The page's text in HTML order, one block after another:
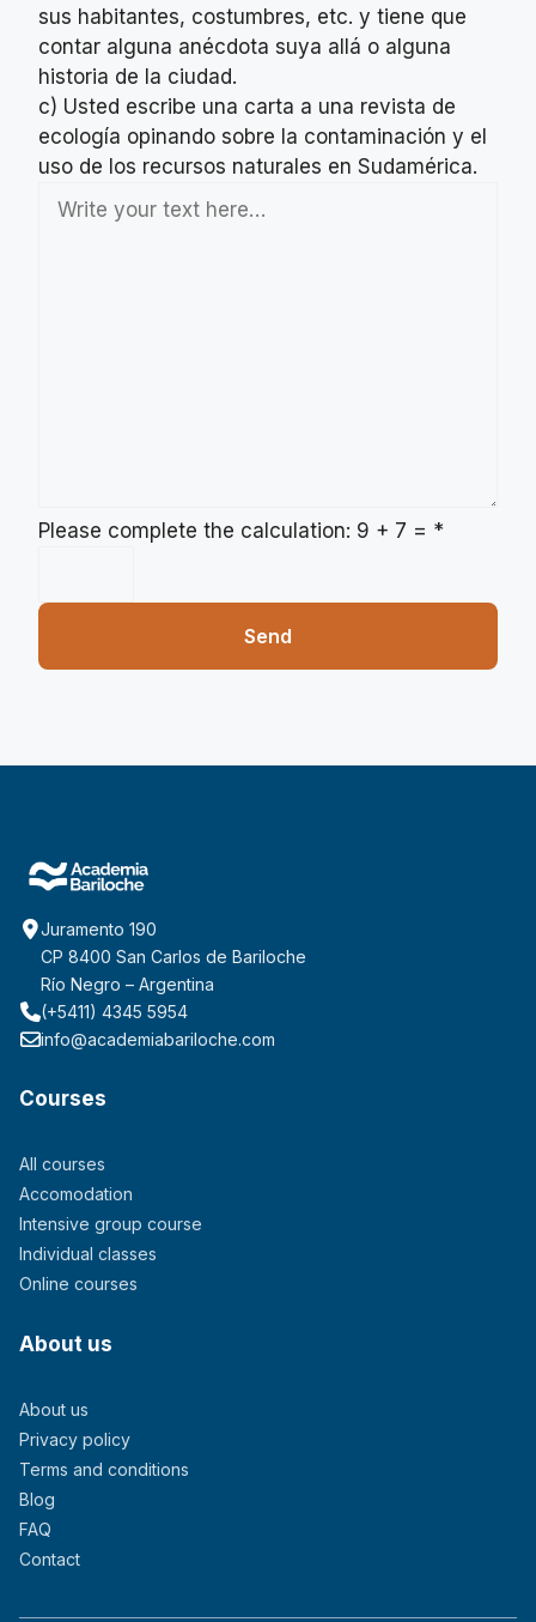
sus habitantes, costumbres, etc. y tiene que
contar alguna anécdota suya allá o alguna
historia de la ciudad.
c) Usted escribe una carta a una revista de
ecología opinando sobre la contaminación y el
uso de los recursos naturales en Sudamérica.
Please complete the calculation: 9 + 7 = *
Send
Juramento 190
CP 8400 San Carlos de Bariloche
Río Negro – Argentina
(+5411) 4345 5954
info@academiabariloche.com
Courses
All courses
Accomodation
Intensive group course
Individual classes
Online courses
About us
About us
Privacy policy
Terms and conditions
Blog
FAQ
Contact